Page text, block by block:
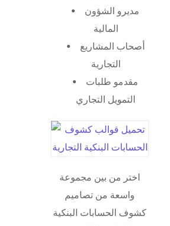
مديرو الشؤون
المالية
أصحاب المشاريع
التجارية
مقدمو طلبات
التمويل التجاري
اختر من بين مجموعة
واسعة من تصاميم
كشوف الحسابات البنكية